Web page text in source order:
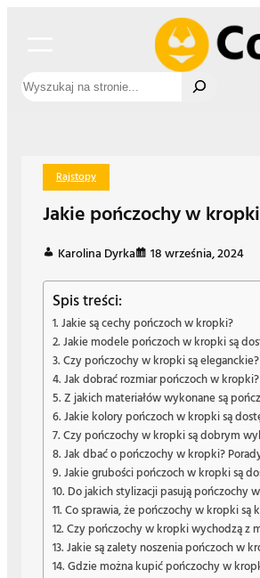
Szukaj
Rajstopy
Jakie pończochy w
Karolina Dyrka 18 września, 2024
Spis treści:
Jakie są cechy pończoch w kropki?
Jakie modele pończoch w kropki są
Czy pończochy w kropki są
Jak dobrać rozmiar pończoch w kropki?
Z jakich materiałów wykonane są
Jakie kolory pończoch w kropki są
Czy pończochy w kropki są dobrym
Jak dbać o pończochy w kropki?
Jakie grubości pończoch w kropki są
Do jakich stylizacji pasują pończochy
Co sprawia, że pończochy w kropki są
Czy pończochy w kropki wychodzą z
Jakie są zalety noszenia pończoch w
Gdzie można kupić pończochy w